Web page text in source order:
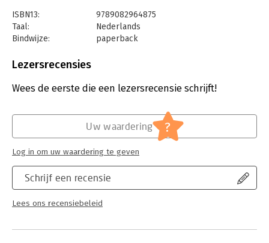
beheeraspecten weergegeven zodat u inzicht heeft in alle
wettelijke verplichtingen.
ISBN13:
9789082964875
Taal:
Nederlands
Bindwijze:
paperback
Uitgever:
Verschijningsdatum:
26-1-2026
Bouwrecht [aanneming van werk; UAV;
aanbesteding; PPS;
Serie:
Zakboek Wet- en regelgeving bestaande
Lezersrecensies
Wees de eerste die een lezersrecensie schrijft!
Schrijf een recensie
Lees ons recensiebeleid
Uw waardering ?
Log in om uw waardering te geven